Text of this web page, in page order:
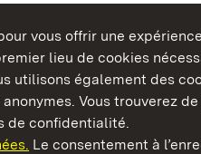
vous offrir une
lieu de cookies
utilisons également des
Vous trouverez
de confidentialité.
Le consentement à
du Bade-Wurtemberg